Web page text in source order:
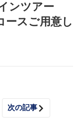
ンツアー
ースご用意し
次の記事